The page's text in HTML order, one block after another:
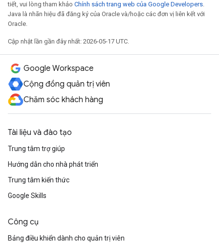
tiết, vui lòng tham khảo Chính sách trang web của Google Developers.
Java là nhãn hiệu đã đăng ký của Oracle và/hoặc các đơn vị liên kết với
Oracle.
Cập nhật lần gần đây nhất: 2026-05-17 UTC.
Google Workspace
Cộng đồng quản trị viên
Chăm sóc khách hàng
Tài liệu và đào tạo
Trung tâm trợ giúp
Hướng dẫn cho nhà phát triển
Trung tâm kiến thức
Google Skills
Công cụ
Bảng điều khiển dành cho quản trị viên